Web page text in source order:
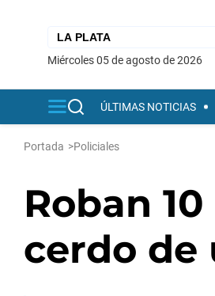
miércoles 05 de agosto de 2026
ÚLTIMAS NOTICIAS
Portada >Policiales
Roban
cerdo de